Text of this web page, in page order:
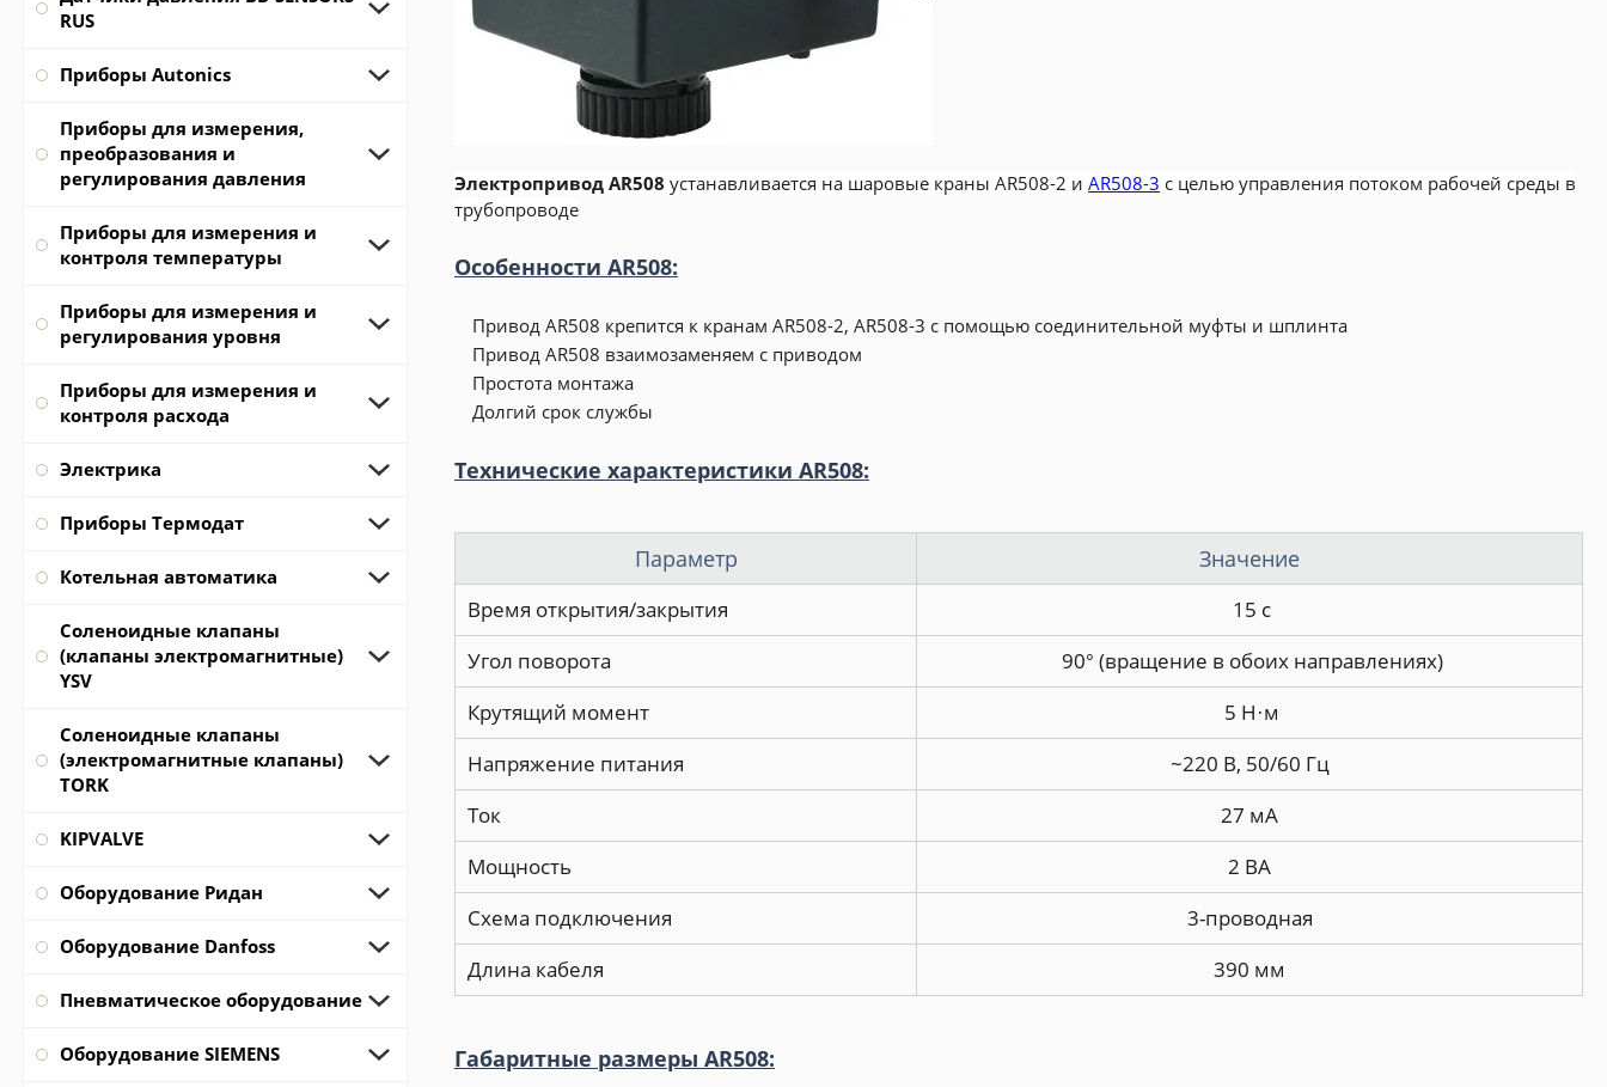
RUS
Приборы Autonics
Приборы для измерения,
преобразования и
регулирования давления
Приборы для измерения и
контроля температуры
Приборы для измерения и
регулирования уровня
Приборы для измерения и
контроля расхода
Электрика
Приборы Термодат
Котельная автоматика
Соленоидные клапаны
(клапаны электромагнитные)
YSV
Соленоидные клапаны
(электромагнитные клапаны)
TORK
KIPVALVE
Оборудование Ридан
Оборудование Danfoss
Пневматическое оборудование
Оборудование SIEMENS
Электропривод AR508 устанавливается на шаровые краны AR508-2 и AR508-3 с целью управления потоком рабочей среды в
трубопроводе
Особенности AR508:
Привод AR508 крепится к кранам AR508-2, AR508-3 с помощью соединительной муфты и шплинта
Привод AR508 взаимозаменяем с приводом
Простота монтажа
Долгий срок службы
Технические характеристики AR508:
Параметр Значение
Время открытия/закрытия
15 с
Угол поворота
90° (вращение в обоих направлениях)
Крутящий момент
5 Н·м
Напряжение питания
~220 В, 50/60 Гц
Ток
27 мА
Мощность
2 ВА
Схема подключения
3-проводная
Длина кабеля
390 мм
Габаритные размеры AR508: